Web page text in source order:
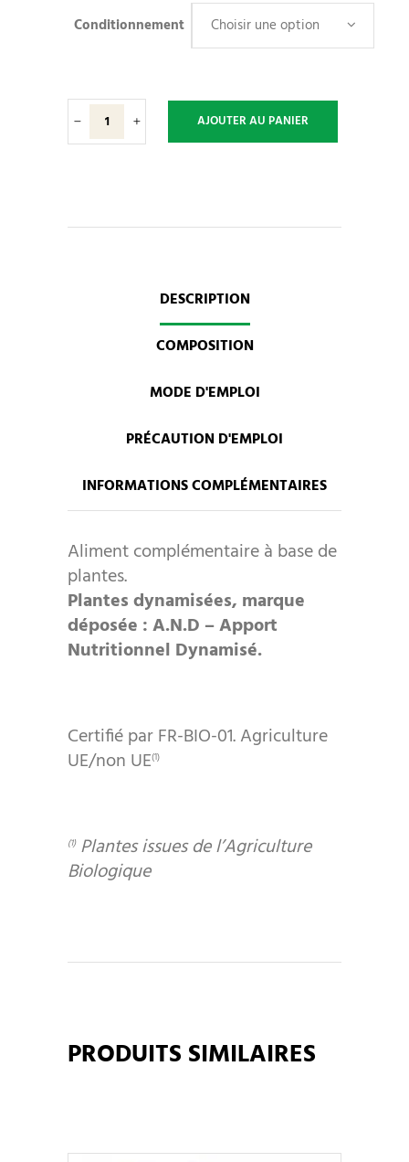
Conditionnement Choisir une option
A.N.D.
109
AJOUTER AU PANIER
DESCRIPTION
COMPOSITION
MODE D'EMPLOI
PRÉCAUTION D'EMPLOI
INFORMATIONS COMPLÉMENTAIRES
Aliment complémentaire à base de
plantes.
Plantes dynamisées, marque
déposée : A.N.D – Apport
Nutritionnel Dynamisé.
Certifié par FR-BIO-01. Agriculture
UE/non UE(1)
(1)Plantes issues de l’Agriculture
Biologique
PRODUITS SIMILAIRES